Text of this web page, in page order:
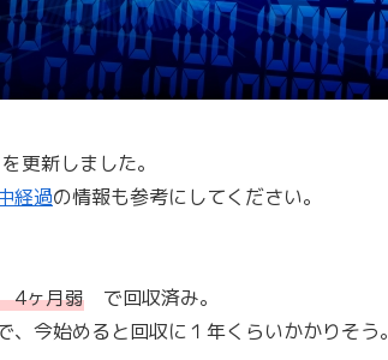
更新しました。
経過の情報も参考にしてください。
月弱 で回収済み。
今始めると回収に１年くらいかかりそう。